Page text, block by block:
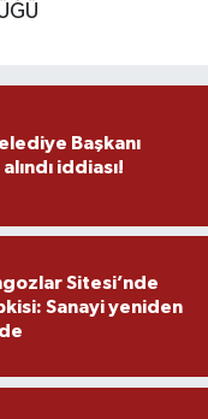
Başkanı
iddiası!
Sitesi’nde
Sanayi yeniden